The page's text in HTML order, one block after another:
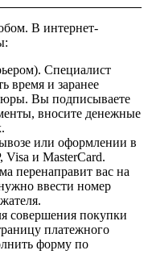
В интернет-
Специалист
время и заранее
Вы подписываете
вносите денежные
или оформлении в
и MasterCard.
перенаправит вас на
ввести номер
совершения покупки
платежного
форму по